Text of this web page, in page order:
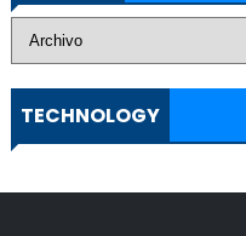
TECHNOLOGY